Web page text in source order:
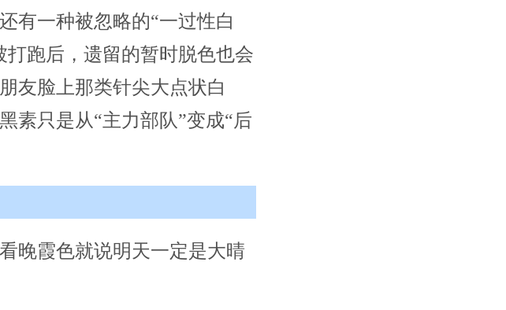
有一种被忽略的“一过性白
跑后，遗留的暂时脱色也会
友脸上那类针尖大点状白
素只是从“主力部队”变成“后
晚霞色就说明天一定是大晴